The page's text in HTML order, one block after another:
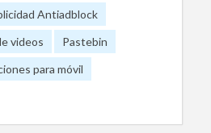
Antiadblock
videos
Pastebin
para móvil